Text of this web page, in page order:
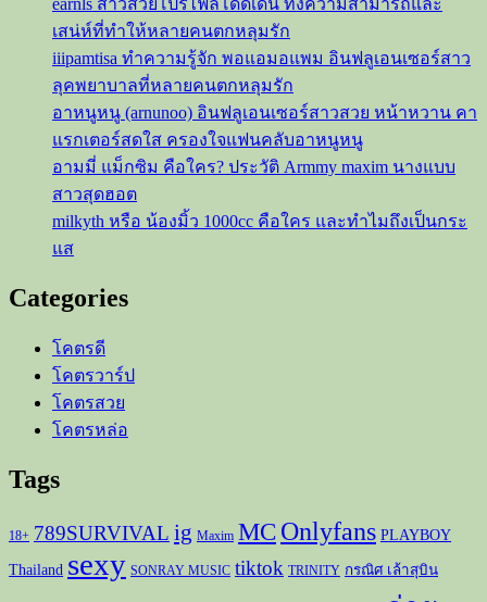
earnls สาวสวยโปรไฟล์โดดเด่น ทั้งความสามารถและ
เสน่ห์ที่ทำให้หลายคนตกหลุมรัก
iiipamtisa ทำความรู้จัก พอแอมอแพม อินฟลูเอนเซอร์สาว
ลุคพยาบาลที่หลายคนตกหลุมรัก
อาหนูหนู (arnunoo) อินฟลูเอนเซอร์สาวสวย หน้าหวาน คา
แรกเตอร์สดใส ครองใจแฟนคลับอาหนูหนู
อามมี่ แม็กซิม คือใคร? ประวัติ Armmy maxim นางแบบ
สาวสุดฮอต
milkyth หรือ น้องมิ้ว 1000cc คือใคร และทำไมถึงเป็นกระ
แส
Categories
โคตรดี
โคตรวาร์ป
โคตรสวย
โคตรหล่อ
Tags
18+ 789SURVIVAL ig Maxim MC Onlyfans PLAYBOY
Thailand sexy SONRAY MUSIC tiktok TRINITY กรณิศ เล้าสุบิน